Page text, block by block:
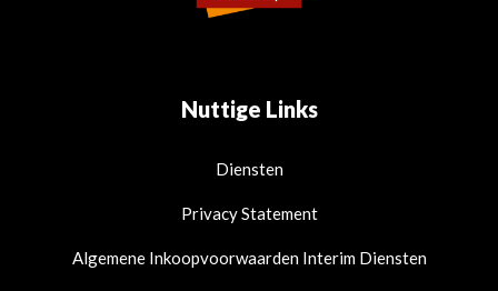
Nuttige Links
Diensten
Privacy Statement
Algemene Inkoopvoorwaarden Interim Diensten